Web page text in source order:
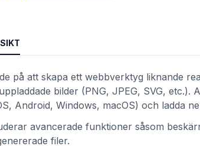
på att skapa ett webbverktyg liknande
bilder (PNG, JPEG, SVG,
Android, Windows, macOS) och ladda
avancerade funktioner såsom
filer.